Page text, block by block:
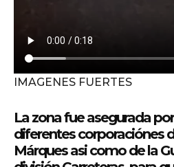
IMAGENES FUERTES
La zona fue asegurada
diferentes corporaciónes
Márques asi como de la